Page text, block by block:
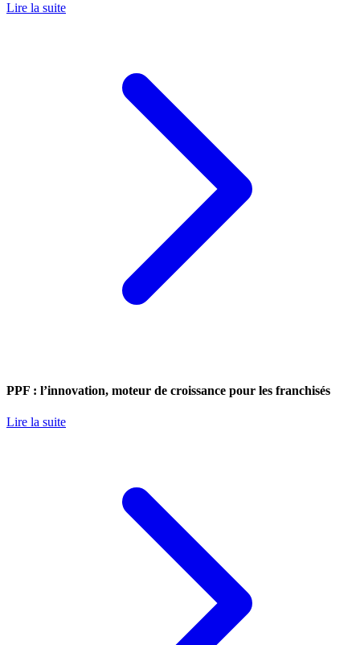
Lire la suite
PPF : l’innovation, moteur de croissance pour les franchisés
Lire la suite